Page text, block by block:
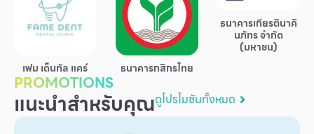
แผนผังร้านค้า
บริการ
เพื่อสังคม
ฟิวเจอร์ซิตี้
เฟม เด็นทัล แคร์ ธนาคารกสิกรไทย
ธนาคารเกียรตินาคิ
นภัทร จำกัด
(มหาชน)
PROMOTIONS
แนะนำสำหรับคุณดูโปรโมชันทั้งหมด